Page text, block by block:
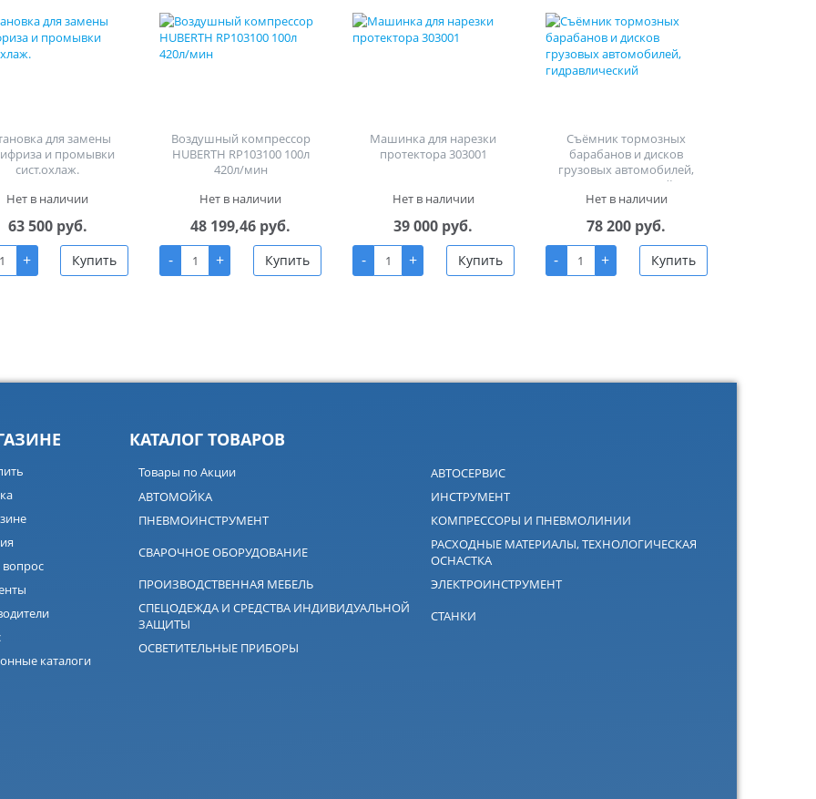
для замены
и промывки
сист.охлаж.
Нет в наличии
63 500 руб.
+ Купить
Воздушный компрессор
HUBERTH RP103100 100л
420л/мин
Нет в наличии
48 199,46 руб.
-
+ Купить
Машинка для нарезки
протектора 303001
Нет в наличии
39 000 руб.
-
+ Купить
Съёмник тормозных
барабанов и дисков
грузовых автомобилей,
гидравлический
Нет в наличии
78 200 руб.
-
+ Купить
вопрос
каталоги
КАТАЛОГ ТОВАРОВ
Товары по Акции
АВТОСЕРВИС
АВТОМОЙКА
ИНСТРУМЕНТ
ПНЕВМОИНСТРУМЕНТ
КОМПРЕССОРЫ И ПНЕВМОЛИНИИ
СВАРОЧНОЕ ОБОРУДОВАНИЕ
РАСХОДНЫЕ МАТЕРИАЛЫ, ТЕХНОЛОГИЧЕСКАЯ
ОСНАСТКА
ПРОИЗВОДСТВЕННАЯ МЕБЕЛЬ
ЭЛЕКТРОИНСТРУМЕНТ
СПЕЦОДЕЖДА И СРЕДСТВА ИНДИВИДУАЛЬНОЙ
ЗАЩИТЫ
СТАНКИ
ОСВЕТИТЕЛЬНЫЕ ПРИБОРЫ